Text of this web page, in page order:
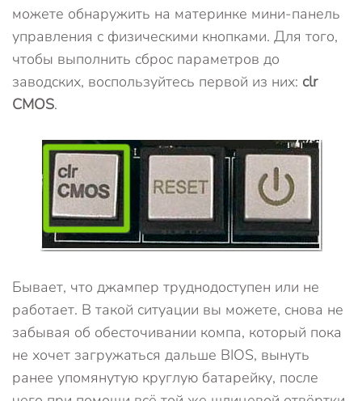
можете обнаружить на материнке мини-панель
управления с физическими кнопками. Для того,
чтобы выполнить сброс параметров до
заводских, воспользуйтесь первой из них: clr
CMOS.
Бывает, что джампер труднодоступен или не
работает. В такой ситуации вы можете, снова не
забывая об обесточивании компа, который пока
не хочет загружаться дальше BIOS, вынуть
ранее упомянутую круглую батарейку, после